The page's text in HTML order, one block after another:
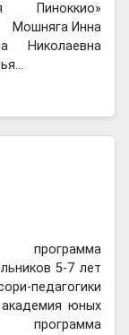
Пиноккио»
Инна
Николаевна
программа
5-7 лет
педагогики
юных
программа